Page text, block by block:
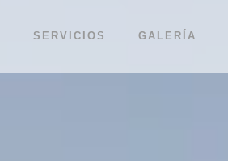
SERVICIOS GALERÍA